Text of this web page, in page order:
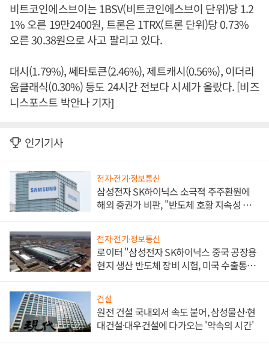
비트코인에스브이는 1BSV(비트코인에스브이 단위)당 1.2
1% 오른 19만2400원, 트론은 1TRX(트론 단위)당 0.73%
오른 30.38원으로 사고 팔리고 있다.
대시(1.79%), 쎄타토큰(2.46%), 제트캐시(0.56%), 이더리
움클래식(0.30%) 등도 24시간 전보다 시세가 올랐다. [비즈
니스포스트 박안나 기자]
인기기사
전자·전기·정보통신
삼성전자 SK하이닉스 소극적 주주환원에
해외 증권가 비판, "반도체 호황 지속성 의
전자·전기·정보통신
로이터 "삼성전자 SK하이닉스 중국 공장용
현지 생산 반도체 장비 시험, 미국 수출통제
건설
원전 건설 국내외서 속도 붙어, 삼성물산·현
대건설·대우건설에 다가오는 '약속의 시간'